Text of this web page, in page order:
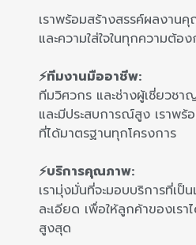
เราพร้อมสร้างสรรค์ผลงาน
และความใส่ใจในทุกความต้
⚡ทีมงานมืออาชีพ:
ทีมวิศวกร และช่างผู้เชี่ยวชา
และมีประสบการณ์สูง เราพ
ที่ได้มาตรฐานทุกโครงการ
⚡บริการคุณภาพ:
เรามุ่งมั่นที่จะมอบบริการที่เป็น
ละเอียด เพื่อให้ลูกค้าของเร
สูงสุด